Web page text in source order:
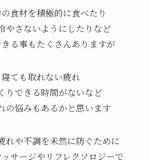
食材を積極的に食べたり
やさないようにしたりなど
る事もたくさんありますが
寝ても取れない疲れ
りできる時間がないなど
の悩みもあるかと思います
れや不調を未然に防ぐために
サージやリフレクソロジーで